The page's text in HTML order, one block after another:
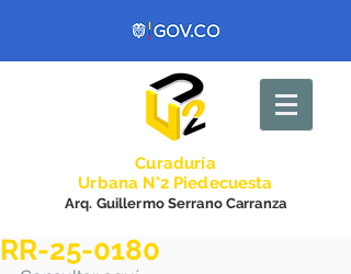
Curaduría
Urbana N°2 Piedecuesta
Arq. Guillermo Serrano Carranza
RR-25-0180